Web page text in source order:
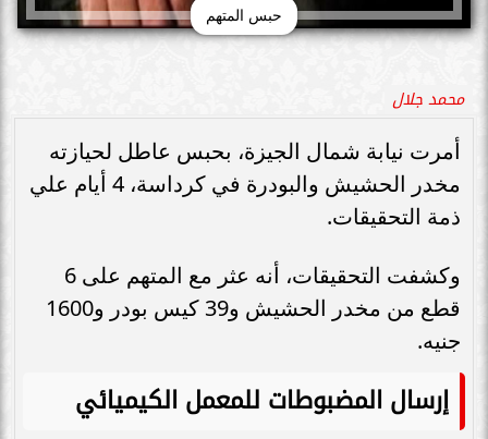
حبس المتهم
محمد جلال
أمرت نيابة شمال الجيزة، بحبس عاطل لحيازته
مخدر الحشيش والبودرة في كرداسة، 4 أيام علي
ذمة التحقيقات.
وكشفت التحقيقات، أنه عثر مع المتهم على 6
قطع من مخدر الحشيش و39 كيس بودر و1600
جنيه.
إرسال المضبوطات للمعمل الكيميائي